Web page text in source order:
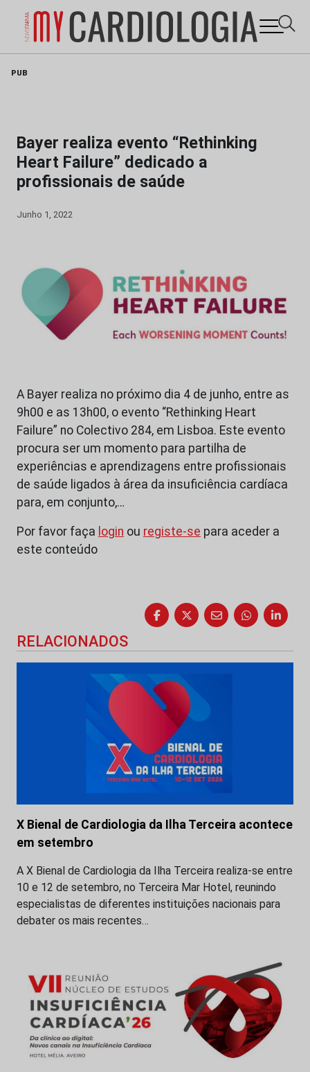
PUB
Bayer realiza evento “Rethinking
Heart Failure” dedicado a
profissionais de saúde
Junho 1, 2022
A Bayer realiza no próximo dia 4 de junho, entre as
9h00 e as 13h00, o evento “Rethinking Heart
Failure” no Colectivo 284, em Lisboa. Este evento
procura ser um momento para partilha de
experiências e aprendizagens entre profissionais
de saúde ligados à área da insuficiência cardíaca
para, em conjunto,…
Por favor faça login ou registe-se para aceder a
este conteúdo
RELACIONADOS
X Bienal de Cardiologia da Ilha Terceira acontece
em setembro
A X Bienal de Cardiologia da Ilha Terceira realiza-se entre
10 e 12 de setembro, no Terceira Mar Hotel, reunindo
especialistas de diferentes instituições nacionais para
debater os mais recentes…